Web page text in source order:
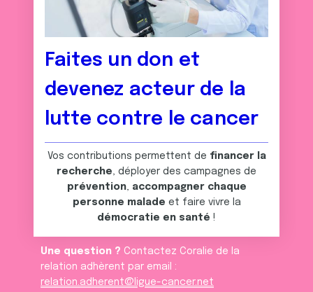
Faites un don et
devenez acteur de la
lutte contre le cancer
Vos contributions permettent de financer la
recherche, déployer des campagnes de
prévention, accompagner chaque
personne malade et faire vivre la
démocratie en santé !
Une question ? Contactez Coralie de la
relation adhèrent par email :
relation.adherent@ligue-cancer.net